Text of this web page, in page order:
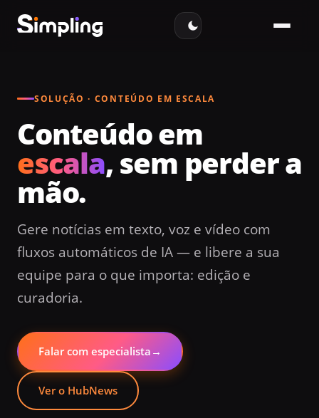
SOLUÇÃO · CONTEÚDO EM ESCALA
Conteúdo em
escala, sem perder a
mão.
Gere notícias em texto, voz e vídeo com
fluxos automáticos de IA — e libere a sua
equipe para o que importa: edição e
curadoria.
Falar com especialista →
Ver o HubNews